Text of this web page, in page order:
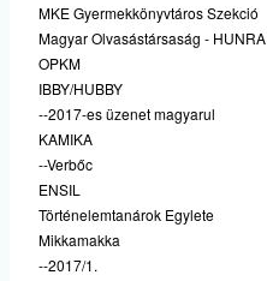
MKE Gyermekkönyvtáros Szekció
Magyar Olvasástársaság - HUNRA
OPKM
IBBY/HUBBY
--2017-es üzenet magyarul
KAMIKA
--Verbőc
ENSIL
Történelemtanárok Egylete
Mikkamakka
--2017/1.